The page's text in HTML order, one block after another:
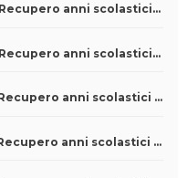
Recupero anni scolastici a Masi
Recupero anni scolastici a Azzio
Recupero anni scolastici a Caravaggio
Recupero anni scolastici a Brembate di Sopra